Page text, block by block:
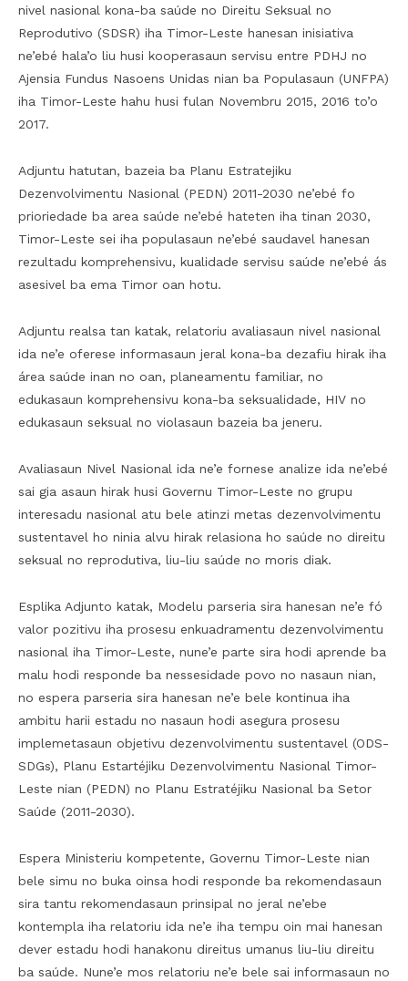
nivel nasional kona-ba saúde no Direitu Seksual no
Reprodutivo (SDSR) iha Timor-Leste hanesan inisiativa
ne’ebé hala’o liu husi kooperasaun servisu entre PDHJ no
Ajensia Fundus Nasoens Unidas nian ba Populasaun (UNFPA)
iha Timor-Leste hahu husi fulan Novembru 2015, 2016 to’o
2017.
Adjuntu hatutan, bazeia ba Planu Estratejiku
Dezenvolvimentu Nasional (PEDN) 2011-2030 ne’ebé fo
prioriedade ba area saúde ne’ebé hateten iha tinan 2030,
Timor-Leste sei iha populasaun ne’ebé saudavel hanesan
rezultadu komprehensivu, kualidade servisu saúde ne’ebé ás
asesivel ba ema Timor oan hotu.
Adjuntu realsa tan katak, relatoriu avaliasaun nivel nasional
ida ne’e oferese informasaun jeral kona-ba dezafiu hirak iha
área saúde inan no oan, planeamentu familiar, no
edukasaun komprehensivu kona-ba seksualidade, HIV no
edukasaun seksual no violasaun bazeia ba jeneru.
Avaliasaun Nivel Nasional ida ne’e fornese analize ida ne’ebé
sai gia asaun hirak husi Governu Timor-Leste no grupu
interesadu nasional atu bele atinzi metas dezenvolvimentu
sustentavel ho ninia alvu hirak relasiona ho saúde no direitu
seksual no reprodutiva, liu-liu saúde no moris diak.
Esplika Adjunto katak, Modelu parseria sira hanesan ne’e fó
valor pozitivu iha prosesu enkuadramentu dezenvolvimentu
nasional iha Timor-Leste, nune’e parte sira hodi aprende ba
malu hodi responde ba nessesidade povo no nasaun nian,
no espera parseria sira hanesan ne’e bele kontinua iha
ambitu harii estadu no nasaun hodi asegura prosesu
implemetasaun objetivu dezenvolvimentu sustentavel (ODS-
SDGs), Planu Estartéjiku Dezenvolvimentu Nasional Timor-
Leste nian (PEDN) no Planu Estratéjiku Nasional ba Setor
Saúde (2011-2030).
Espera Ministeriu kompetente, Governu Timor-Leste nian
bele simu no buka oinsa hodi responde ba rekomendasaun
sira tantu rekomendasaun prinsipal no jeral ne’ebe
kontempla iha relatoriu ida ne’e iha tempu oin mai hanesan
dever estadu hodi hanakonu direitus umanus liu-liu direitu
ba saúde. Nune’e mos relatoriu ne’e bele sai informasaun no